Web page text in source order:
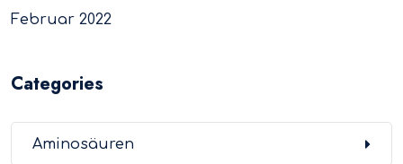
Februar 2022
Categories
Aminosäuren